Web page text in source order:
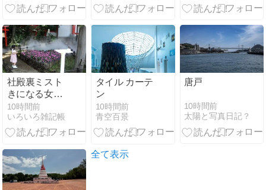
そう！！
社殿裏ミスト
きになる女の
子（川越八幡
宮）
10時間前
いろいろ雑記帳
タイル カーテ
ン
10時間前
青空百景
唐戸
10時間前
太陽と写真日記？
全て表示